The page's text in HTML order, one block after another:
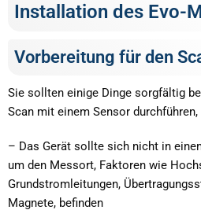
Installation des Evo-
Vorbereitung für den
Sie sollten einige Dinge sorgfältig
Scan mit einem Sensor durchführen,
– Das Gerät sollte sich nicht in
um den Messort, Faktoren wie
Grundstromleitungen,
Magnete, befinden